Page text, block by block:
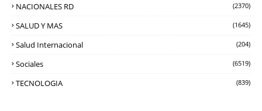
NACIONALES RD (2370)
SALUD Y MAS (1645)
Salud Internacional (204)
Sociales (6519)
TECNOLOGIA (839)